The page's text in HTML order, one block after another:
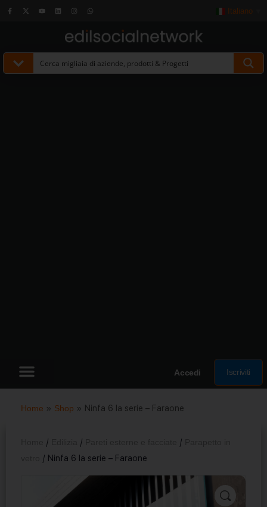
Italiano
Accedi Iscriviti
Home » Shop » Ninfa 6 la serie – Faraone
/ / /
/ Ninfa 6 la serie – Faraone